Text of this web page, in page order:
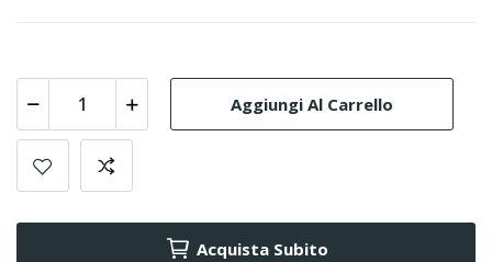
Aggiungi Al Carrello
Acquista Subito